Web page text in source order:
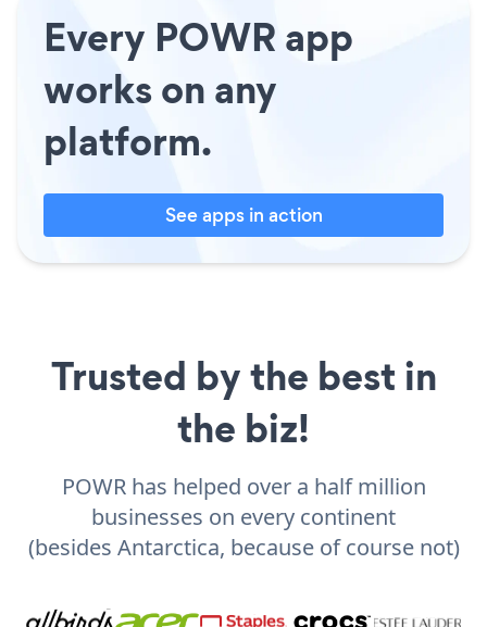
Every POWR app
works on any
platform.
See apps in action
Trusted by the best in
the biz!
POWR has helped over a half million
businesses on every continent
(besides Antarctica, because of course not)